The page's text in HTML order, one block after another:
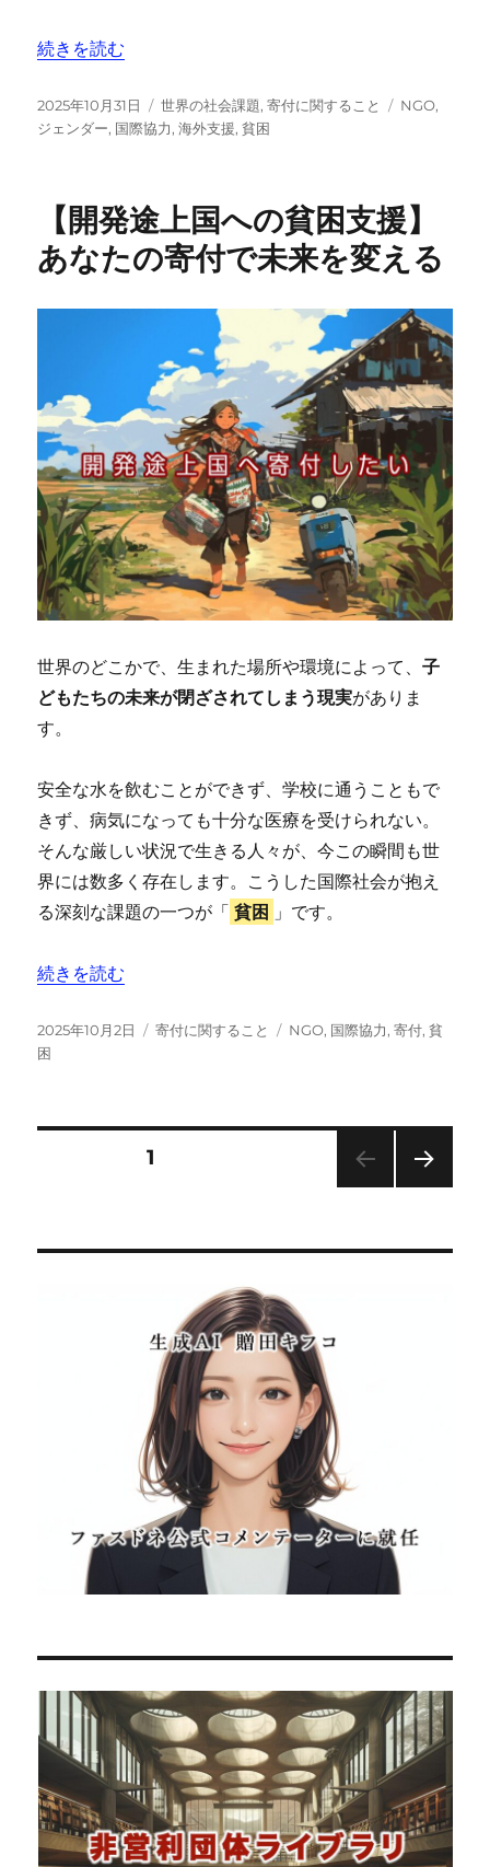
“海外の途上国で生きる「女の子」。未来ある日常を取
続きを読む
投
稿
2025年10月31日
カ
テ
世界の社会課題,寄付に関すること
タ
NGO,
ジェンダー, 国際協力,海外支援,貧困
【開発途上国への貧困支援】
あなたの寄付で未来を変える
世界のどこかで、生まれた場所や環境によって、子
どもたちの未来が閉ざされてしまう現実がありま
す。
安全な水を飲むことができず、学校に通うこともで
きず、病気になっても十分な医療を受けられない。
そんな厳しい状況で生きる人々が、今この瞬間も世
界には数多く存在します。こうした国際社会が抱え
る深刻な課題の一つが「 貧困 」です。
“【開発途上国への貧困支援】あなたの寄付で未来を変
続きを読む
投
稿
2025年10月2日
カ
寄付に関すること
タ
NGO, 国際協力,寄付,貧
困
の
固定ページ1